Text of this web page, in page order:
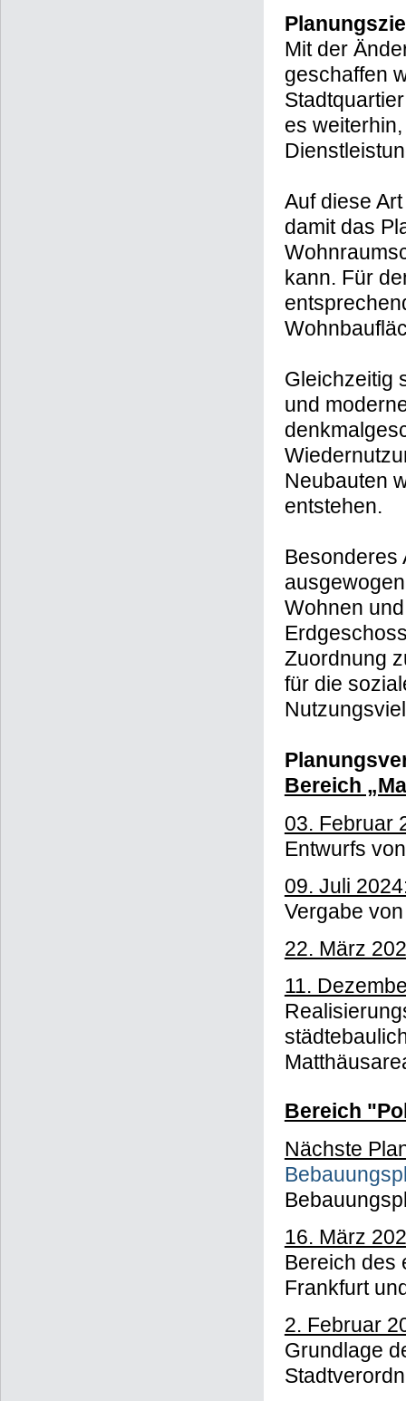
Mit der
geschaffen
es
Auf diese
damit das
kann. Für
Gleichzeitig
und
Neubauten
entstehen.
Besonderes
Wohnen
Zuordnung
für die
Bereich
03. Februar
Entwurfs
09. Juli
Vergabe
22. März
11.
Bereich
Nächste
16. März
Bereich des
Frankfurt
2. Februar
Grundlage